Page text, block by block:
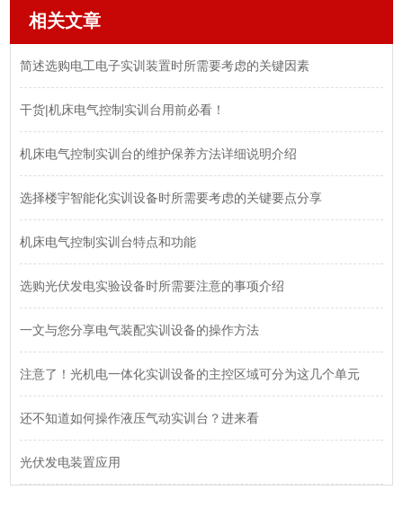
相关文章
简述选购电工电子实训装置时所需要考虑的关键因素
干货|机床电气控制实训台用前必看！
机床电气控制实训台的维护保养方法详细说明介绍
选择楼宇智能化实训设备时所需要考虑的关键要点分享
机床电气控制实训台特点和功能
选购光伏发电实验设备时所需要注意的事项介绍
一文与您分享电气装配实训设备的操作方法
注意了！光机电一体化实训设备的主控区域可分为这几个单元
还不知道如何操作液压气动实训台？进来看
光伏发电装置应用